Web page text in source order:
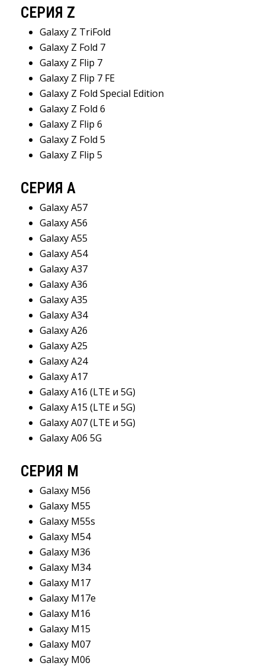
СЕРИЯ Z
Galaxy Z TriFold
Galaxy Z Fold 7
Galaxy Z Flip 7
Galaxy Z Flip 7 FE
Galaxy Z Fold Special Edition
Galaxy Z Fold 6
Galaxy Z Flip 6
Galaxy Z Fold 5
Galaxy Z Flip 5
СЕРИЯ А
Galaxy A57
Galaxy A56
Galaxy A55
Galaxy A54
Galaxy A37
Galaxy A36
Galaxy A35
Galaxy A34
Galaxy A26
Galaxy A25
Galaxy A24
Galaxy A17
Galaxy A16 (LTE и 5G)
Galaxy A15 (LTE и 5G)
Galaxy A07 (LTE и 5G)
Galaxy A06 5G
СЕРИЯ M
Galaxy M56
Galaxy M55
Galaxy M55s
Galaxy M54
Galaxy M36
Galaxy М34
Galaxy M17
Galaxy M17e
Galaxy M16
Galaxy M15
Galaxy M07
Galaxy M06